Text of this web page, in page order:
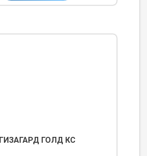
ГИЗАГАРД ГОЛД КС